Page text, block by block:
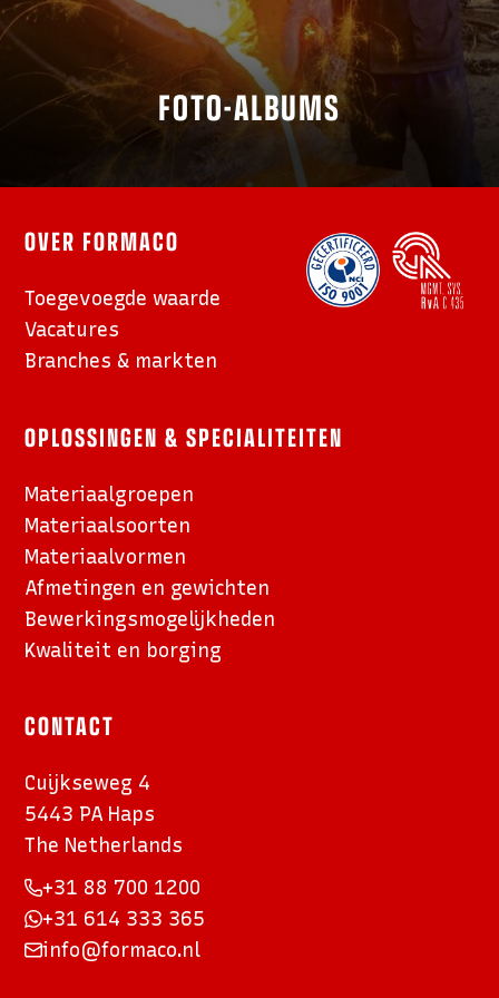
FOTO-ALBUMS
OVER FORMACO
Toegevoegde waarde
Vacatures
Branches & markten
OPLOSSINGEN & SPECIALITEITEN
Materiaalgroepen
Materiaalsoorten
Materiaalvormen
Afmetingen en gewichten
Bewerkings­mogelijkheden
Kwaliteit en borging
CONTACT
Cuijkseweg 4
5443 PA Haps
The Netherlands
+31 88 700 1200
+31 614 333 365
info@formaco.nl